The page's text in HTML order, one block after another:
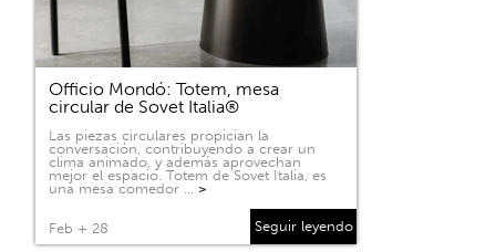
Officio Mondó: Totem, mesa
circular de Sovet Italia®
Las piezas circulares propician la
conversación, contribuyendo a crear un
clima animado, y además aprovechan
mejor el espacio. Totem de Sovet Italia, es
una mesa comedor … >
Feb + 28 Seguir leyendo